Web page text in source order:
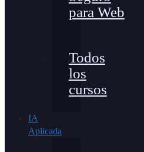
para Web
Todos
los
cursos
IA
Aplicada